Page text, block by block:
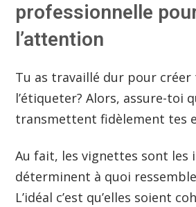
professionnelle
l’attention
Tu as travaillé dur pour
l’étiqueter? Alors, assure-toi
transmettent fidèlement tes
Au fait, les vignettes sont les
déterminent à quoi
L’idéal c’est qu’elles soient